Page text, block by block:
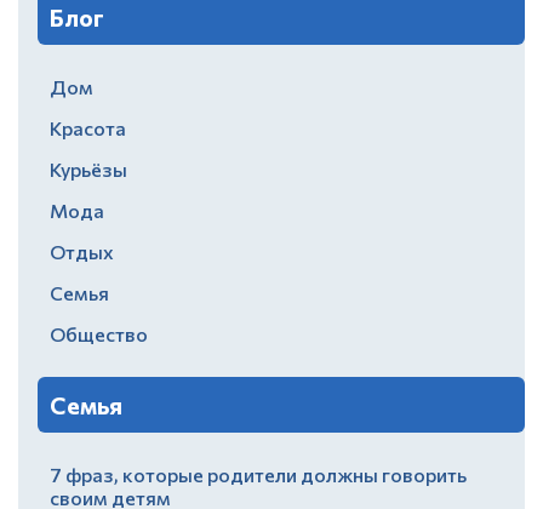
Блог
Дом
Красота
Курьёзы
Мода
Отдых
Семья
Общество
Семья
7 фраз, которые родители должны говорить
своим детям